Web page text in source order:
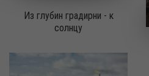
Из глубин градирни - к
солнцу